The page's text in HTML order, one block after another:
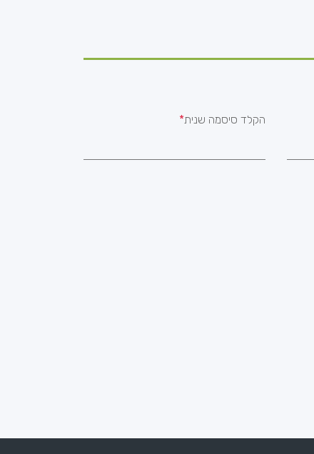
הקלד סיסמה שנית